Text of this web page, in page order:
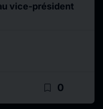
vice-président
bookmark_border 0